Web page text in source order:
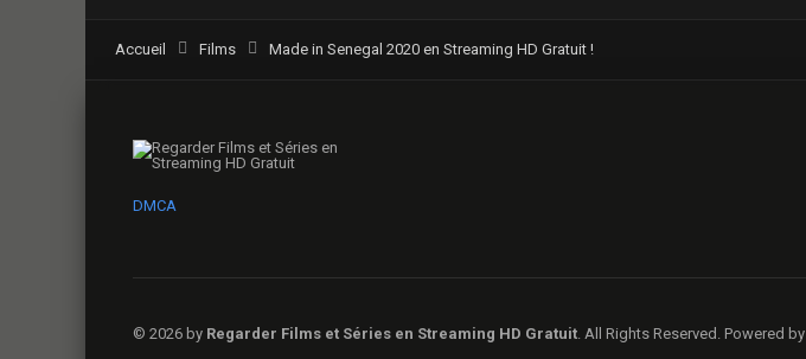
Accueil Films Made in Senegal 2020 en Streaming HD Gratuit !
DMCA
© 2026 by Regarder Films et Séries en Streaming HD Gratuit. All Rights Reserved. Powered by